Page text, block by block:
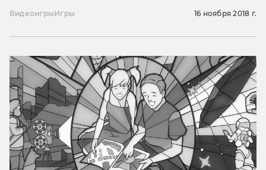
ВидеоигрыИгры 16 ноября 2018 г.